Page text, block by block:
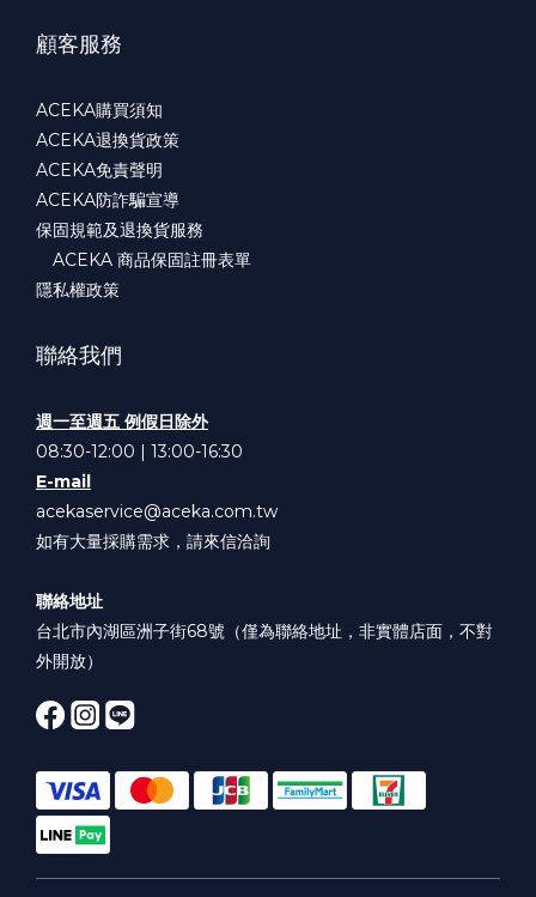
顧客服務
ACEKA購買須知
ACEKA退換貨政策
ACEKA免責聲明
ACEKA防詐騙宣導
保固規範及退換貨服務
ACEKA 商品保固註冊表單
隱私權政策
聯絡我們
週一至週五 例假日除外
08:30-12:00 | 13:00-16:30
E-mail
acekaservice@aceka.com.tw
如有大量採購需求，請來信洽詢
聯絡地址
台北市內湖區洲子街68號（僅為聯絡地址，非實體店面，不對
外開放）